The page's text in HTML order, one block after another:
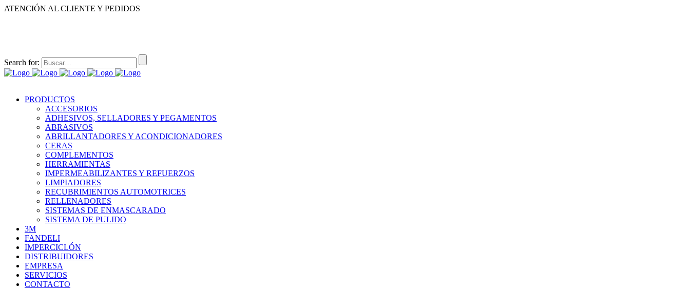
ATENCIÓN AL CLIENTE Y PEDIDOS
Search for:
PRODUCTOS
ACCESORIOS
ADHESIVOS, SELLADORES Y PEGAMENTOS
ABRASIVOS
ABRILLANTADORES Y ACONDICIONADORES
CERAS
COMPLEMENTOS
HERRAMIENTAS
IMPERMEABILIZANTES Y REFUERZOS
LIMPIADORES
RECUBRIMIENTOS AUTOMOTRICES
RELLENADORES
SISTEMAS DE ENMASCARADO
SISTEMA DE PULIDO
3M
FANDELI
IMPERCICLÓN
DISTRIBUIDORES
EMPRESA
SERVICIOS
CONTACTO